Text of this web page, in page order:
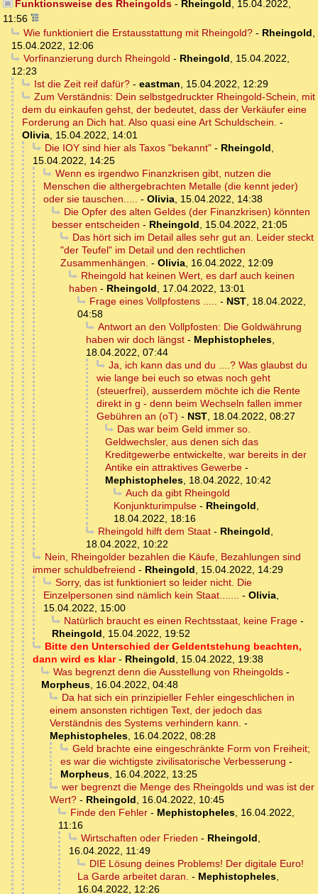
Funktionsweise des Rheingolds- Rheingold , 15.04.2022,
11:56
Wie funktioniert die Erstausstattung mit Rheingold?- Rheingold,
15.04.2022, 12:06
Vorfinanzierung durch Rheingold - Rheingold, 15.04.2022,
12:23
Ist die Zeit reif dafür?- eastman, 15.04.2022, 12:29
Zum Verständnis: Dein selbstgedruckter Rheingold-Schein, mit
dem du einkaufen gehst, der bedeutet, dass der Verkäufer eine
Forderung an Dich hat. Also quasi eine Art Schuldschein. -
Olivia, 15.04.2022, 14:01
Die IOY sind hier als Taxos "bekannt"- Rheingold,
15.04.2022, 14:25
Wenn es irgendwo Finanzkrisen gibt, nutzen die
Menschen die althergebrachten Metalle (die kennt jeder)
oder sie tauschen..... - Olivia, 15.04.2022, 14:38
Die Opfer des alten Geldes (der Finanzkrisen) könnten
besser entscheiden - Rheingold, 15.04.2022, 21:05
Das hört sich im Detail alles sehr gut an. Leider steckt
"der Teufel" im Detail und den rechtlichen
Zusammenhängen. - Olivia, 16.04.2022, 12:09
Rheingold hat keinen Wert, es darf auch keinen
haben - Rheingold, 17.04.2022, 13:01
Frage eines Vollpfostens ..... - NST, 18.04.2022,
04:58
Antwort an den Vollpfosten: Die Goldwährung
haben wir doch längst - Mephistopheles,
18.04.2022, 07:44
Ja, ich kann das und du ....? Was glaubst du
wie lange bei euch so etwas noch geht
(steuerfrei), ausserdem möchte ich die Rente
direkt in g - denn beim Wechseln fallen immer
Gebühren an (oT) - NST, 18.04.2022, 08:27
Das war beim Geld immer so.
Geldwechsler, aus denen sich das
Kreditgewerbe entwickelte, war bereits in der
Antike ein attraktives Gewerbe -
Mephistopheles, 18.04.2022, 10:42
Auch da gibt Rheingold
Konjunkturimpulse - Rheingold,
18.04.2022, 18:16
Rheingold hilft dem Staat- Rheingold,
18.04.2022, 10:22
Nein, Rheingolder bezahlen die Käufe, Bezahlungen sind
immer schuldbefreiend - Rheingold, 15.04.2022, 14:29
Sorry, das ist funktioniert so leider nicht. Die
Einzelpersonen sind nämlich kein Staat....... - Olivia,
15.04.2022, 15:00
Natürlich braucht es einen Rechtsstaat, keine Frage-
Rheingold, 15.04.2022, 19:52
Bitte den Unterschied der Geldentstehung beachten,
dann wird es klar- Rheingold, 15.04.2022, 19:38
Was begrenzt denn die Ausstellung von Rheingolds-
Morpheus, 16.04.2022, 04:48
Da hat sich ein prinzipieller Fehler eingeschlichen in
einem ansonsten richtigen Text, der jedoch das
Verständnis des Systems verhindern kann. -
Mephistopheles, 16.04.2022, 08:28
Geld brachte eine eingeschränkte Form von Freiheit;
es war die wichtigste zivilisatorische Verbesserung -
Morpheus, 16.04.2022, 13:25
wer begrenzt die Menge des Rheingolds und was ist der
Wert? - Rheingold, 16.04.2022, 10:45
Finde den Fehler- Mephistopheles, 16.04.2022,
11:16
Wirtschaften oder Frieden - Rheingold,
16.04.2022, 11:49
DIE Lösung deines Problems! Der digitale Euro!
La Garde arbeitet daran. - Mephistopheles,
16.04.2022, 12:26